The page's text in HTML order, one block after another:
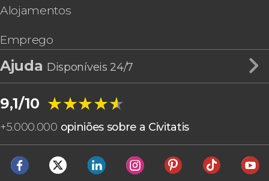
Alojamentos
Emprego
Ajuda Disponíveis 24/7
9,1/10 ★★★★★
★★★★★
+5.000.000 opiniões sobre a Civitatis